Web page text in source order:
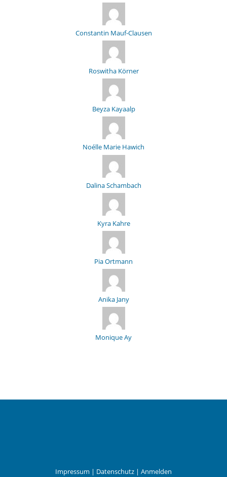
Constantin Mauf-Clausen
Roswitha Körner
Beyza Kayaalp
Noélle Marie Hawich
Dalina Schambach
Kyra Kahre
Pia Ortmann
Anika Jany
Monique Ay
Impressum | Datenschutz | Anmelden